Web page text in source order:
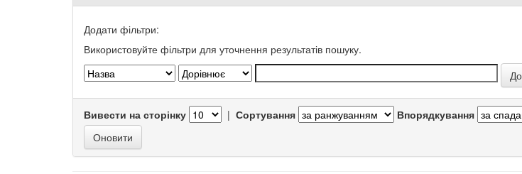
Додати фільтри:
Використовуйте фільтри для уточнення результатів пошуку.
Вивести на сторінку | Сортування Впорядкування